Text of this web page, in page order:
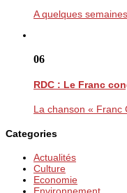
A quelques
06
RDC : Le Franc
La chanson « Franc
Categories
Actualités
Culture
Economie